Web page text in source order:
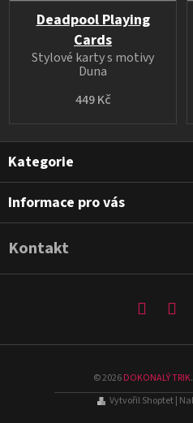
Deadpool Playing
Cards
449 Kč
Stylové karty s motivy
Duna
Z
p
Kategorie
Informace pro vás
Kontakt
©2026 DOKONALÝ TRIK
Vytvořil Shoptet|